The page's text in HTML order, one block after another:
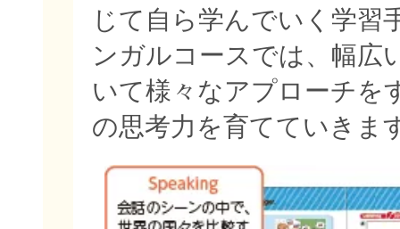
じて自ら学んでいく学習
ンガルコースでは、幅広
いて様々なアプローチを
の思考力を育てていきま